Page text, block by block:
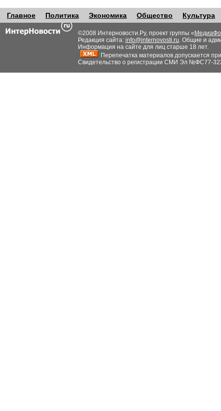
Главное Политика Экономика Общество Культура
©2008 Интерновости.Ру, проект группы «
Редакция сайта: info@internovosti.ru. Общие и
Информация на сайте для лиц старше 18 лет.
Перепечатка материалов допускается
Свидетельство о регистрации СМИ Эл №ФС77-